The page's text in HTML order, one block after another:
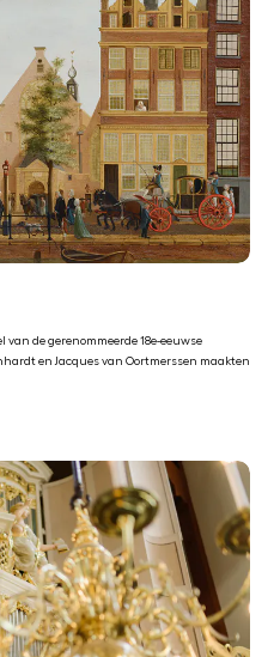
van de gerenommeerde 18e-eeuwse
en Jacques van Oortmerssen maakten